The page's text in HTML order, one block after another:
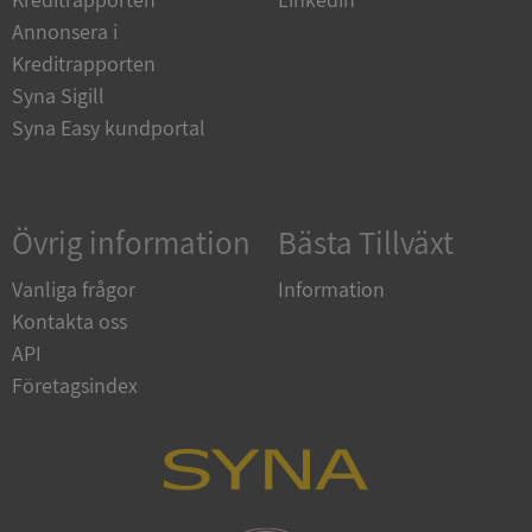
Annonsera i
Kreditrapporten
Syna Sigill
Syna Easy kundportal
Övrig information
Vanliga frågor
Kontakta oss
API
Företagsindex
Bästa Tillväxt
Information
kärnwebbplatsfunktioner som användarinloggning
och kontohantering. Webbplatsen kan inte
användas ordentligt utan strikt nödvändiga cookies.
VISITOR_PRIVACY_METADATA
YouTube
.youtube.com